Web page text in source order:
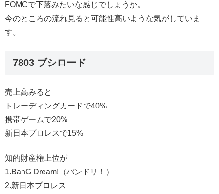
FOMCで下落みたいな感じでしょうか。
今のところの流れ見ると可能性高いような気がしていま
す。
7803 ブシロード
売上高みると
トレーディングカードで40%
携帯ゲームで20%
新日本プロレスで15%
知的財産権上位が
1.BanG Dream!（バンドリ！）
2.新日本プロレス